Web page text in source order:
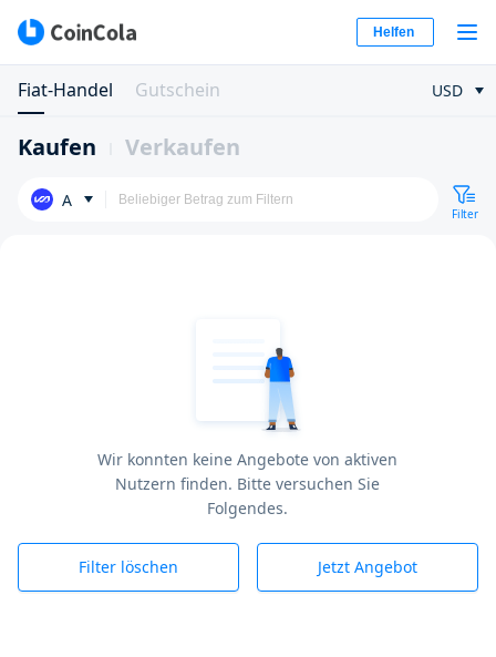
Helfen
Fiat-Handel Gutschein USD
Kaufen Verkaufen
A
Filter
Wir konnten keine Angebote von aktiven
Nutzern finden. Bitte versuchen Sie
Folgendes.
Filter löschen Jetzt Angebot